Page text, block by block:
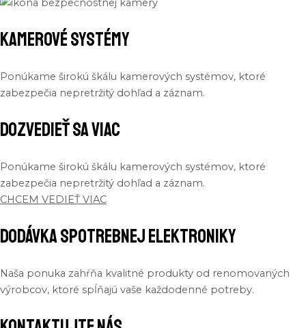
Kamerové Systémy
Ponúkame širokú škálu kamerových systémov, ktoré
zabezpečia nepretržitý dohľad a záznam.
Dozvedieť sa viac
Ponúkame širokú škálu kamerových systémov, ktoré
zabezpečia nepretržitý dohľad a záznam.
CHCEM VEDIEŤ VIAC
Dodávka Spotrebnej Elektroniky
Naša ponuka zahŕňa kvalitné produkty od renomovaných
výrobcov, ktoré spĺňajú vaše každodenné potreby.